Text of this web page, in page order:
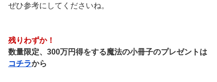
ぜひ参考にしてくださいね。
残りわずか！
数量限定、300万円得をする魔法の小冊子のプレゼントは
コチラから